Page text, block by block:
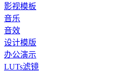
影视模板
音乐
音效
设计模版
办公演示
LUTs滤镜